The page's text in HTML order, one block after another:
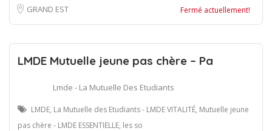
GRAND EST Fermé actuellement!
LMDE Mutuelle jeune pas chère – Pa
Lmde - La Mutuelle Des Etudiants
LMDE, La Mutuelle des Etudiants - LMDE VITALITÉ, Mutuelle jeune
pas chère - LMDE ESSENTIELLE, les so